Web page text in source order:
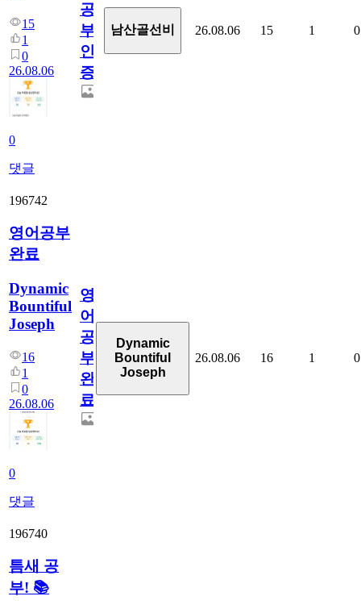
15
1
0
26.08.06
0
댓글
공
부
인
증
남산골선비 26.08.06 15 1 0
196742
영어공부
완료
Dynamic
Bountiful
Joseph
16
1
0
26.08.06
0
댓글
영
어
공
부
완
료
Dynamic
Bountiful
Joseph
26.08.06 16 1 0
196740
틈새 공
부! 📚